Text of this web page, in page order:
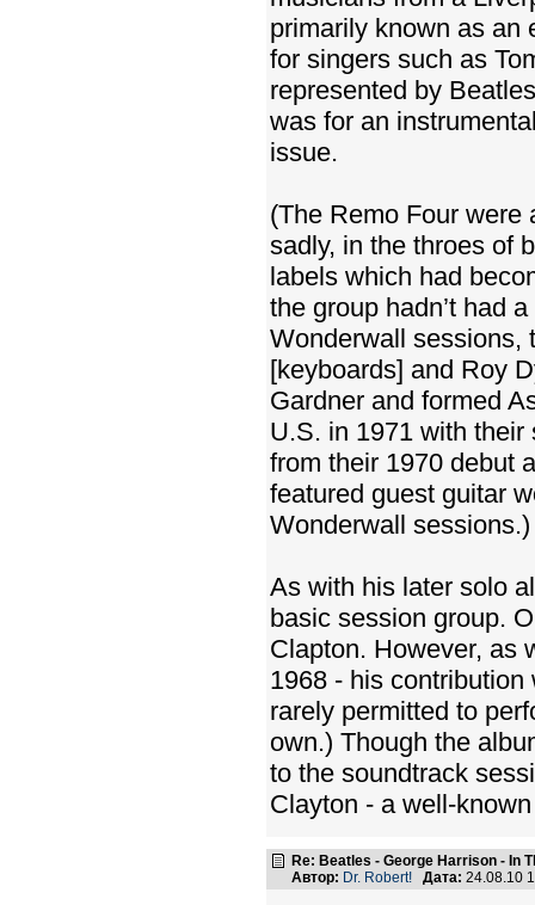
primarily known as an
for singers such as
represented by
was for an
issue.
(The Remo Four were
sadly, in the throes of
labels which had
the group hadn’t had
Wonderwall sessions,
[keyboards] and Roy
Gardner and formed
U.S. in 1971 with
from their 1970 debut
featured guest guitar
Wonderwall sessions.)
As with his later solo
basic session group.
Clapton. However, as
1968 - his
rarely permitted to
own.) Though the
to the soundtrack
Clayton - a well-
Re: Beatles - George Harrison - In
Автор: Dr. Robert! Дата: 24.08.10